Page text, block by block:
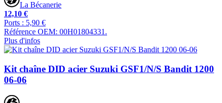
La Bécanerie
12,10 €
Ports : 5,90 €
Référence OEM: 00H01804331.
Plus d'infos
Kit chaîne DID acier Suzuki GSF1/N/S Bandit 1200
06-06